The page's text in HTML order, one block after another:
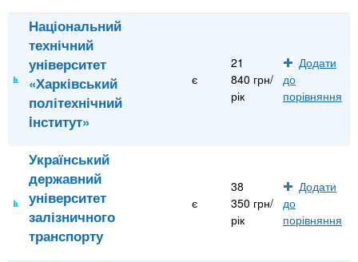
Національний
технічний
університет
«Харківський
політехнічний
iнститут»
є
21
840 грн/
рік
Додати
до
порівняння
Український
державний
університет
залізничного
транспорту
є
38
350 грн/
рік
Додати
до
порівняння